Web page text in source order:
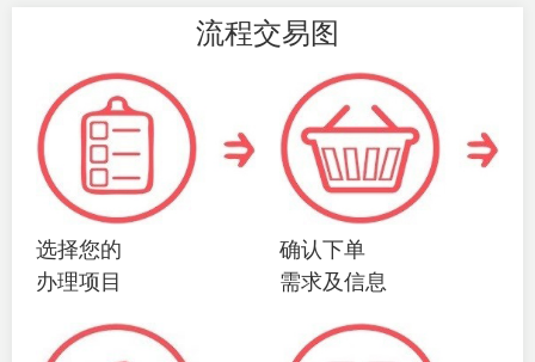
流程交易图
选择您的
办理项目
确认下单
需求及信息